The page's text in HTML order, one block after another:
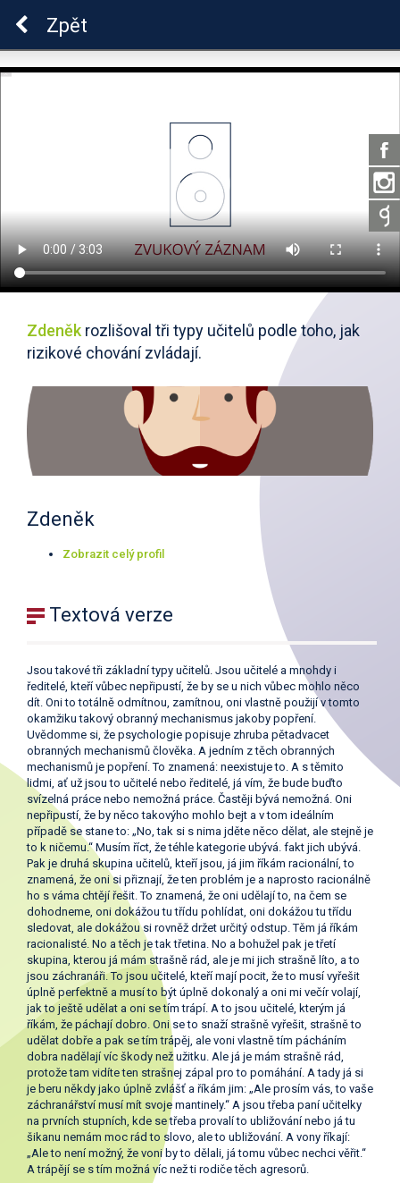
Zpět
Zdeněk rozlišoval tři typy učitelů podle toho, jak
rizikové chování zvládají.
Zdeněk
Zobrazit celý profil
Textová verze
Jsou takové tři základní typy učitelů. Jsou učitelé a mnohdy i
ředitelé, kteří vůbec nepřipustí, že by se u nich vůbec mohlo něco
dít. Oni to totálně odmítnou, zamítnou, oni vlastně použijí v tomto
okamžiku takový obranný mechanismus jakoby popření.
Uvědomme si, že psychologie popisuje zhruba pětadvacet
obranných mechanismů člověka. A jedním z těch obranných
mechanismů je popření. To znamená: neexistuje to. A s těmito
lidmi, ať už jsou to učitelé nebo ředitelé, já vím, že bude buďto
svízelná práce nebo nemožná práce. Častěji bývá nemožná. Oni
nepřipustí, že by něco takovýho mohlo bejt a v tom ideálním
případě se stane to: „No, tak si s nima jděte něco dělat, ale stejně je
to k ničemu.“ Musím říct, že téhle kategorie ubývá. fakt jich ubývá.
Pak je druhá skupina učitelů, kteří jsou, já jim říkám racionální, to
znamená, že oni si přiznají, že ten problém je a naprosto racionálně
ho s váma chtějí řešit. To znamená, že oni udělají to, na čem se
dohodneme, oni dokážou tu třídu pohlídat, oni dokážou tu třídu
sledovat, ale dokážou si rovněž držet určitý odstup. Těm já říkám
racionalisté. No a těch je tak třetina. No a bohužel pak je třetí
skupina, kterou já mám strašně rád, ale je mi jich strašně líto, a to
jsou záchranáři. To jsou učitelé, kteří mají pocit, že to musí vyřešit
úplně perfektně a musí to být úplně dokonalý a oni mi večír volají,
jak to ještě udělat a oni se tím trápí. A to jsou učitelé, kterým já
říkám, že páchají dobro. Oni se to snaží strašně vyřešit, strašně to
udělat dobře a pak se tím trápěj, ale voni vlastně tím pácháním
dobra nadělají víc škody než užitku. Ale já je mám strašně rád,
protože tam vidíte ten strašnej zápal pro to pomáhání. A tady já si
je beru někdy jako úplně zvlášť a říkám jim: „Ale prosím vás, to vaše
záchranářství musí mít svoje mantinely.“ A jsou třeba paní učitelky
na prvních stupních, kde se třeba provalí to ubližování nebo já tu
šikanu nemám moc rád to slovo, ale to ubližování. A vony říkají:
„Ale to není možný, že voni by to dělali, já tomu vůbec nechci věřit.“
A trápějí se s tím možná víc než ti rodiče těch agresorů.